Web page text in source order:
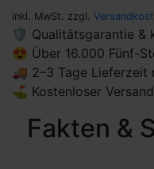
inkl. MwSt. zzgl.
🛡 Qualitätsgarantie &
😍 Über 16.000 Fünf-
🚚 2–3 Tage Lieferzeit
⛳ Kostenloser Versand
Fakten &